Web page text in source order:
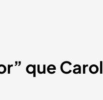
que Carol